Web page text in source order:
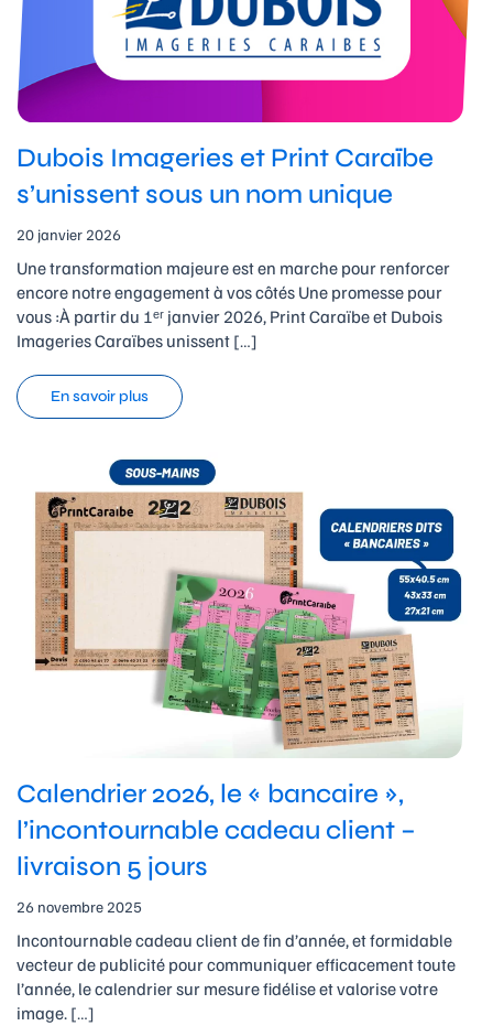
Dubois Imageries et Print Caraïbe
s’unissent sous un nom unique
20 janvier 2026
Une transformation majeure est en marche pour renforcer
encore notre engagement à vos côtés Une promesse pour
vous :À partir du 1ᵉʳ janvier 2026, Print Caraïbe et Dubois
Imageries Caraïbes unissent […]
En savoir plus
Calendrier 2026, le « bancaire »,
l’incontournable cadeau client –
livraison 5 jours
26 novembre 2025
Incontournable cadeau client de fin d’année, et formidable
vecteur de publicité pour communiquer efficacement toute
l’année, le calendrier sur mesure fidélise et valorise votre
image. […]